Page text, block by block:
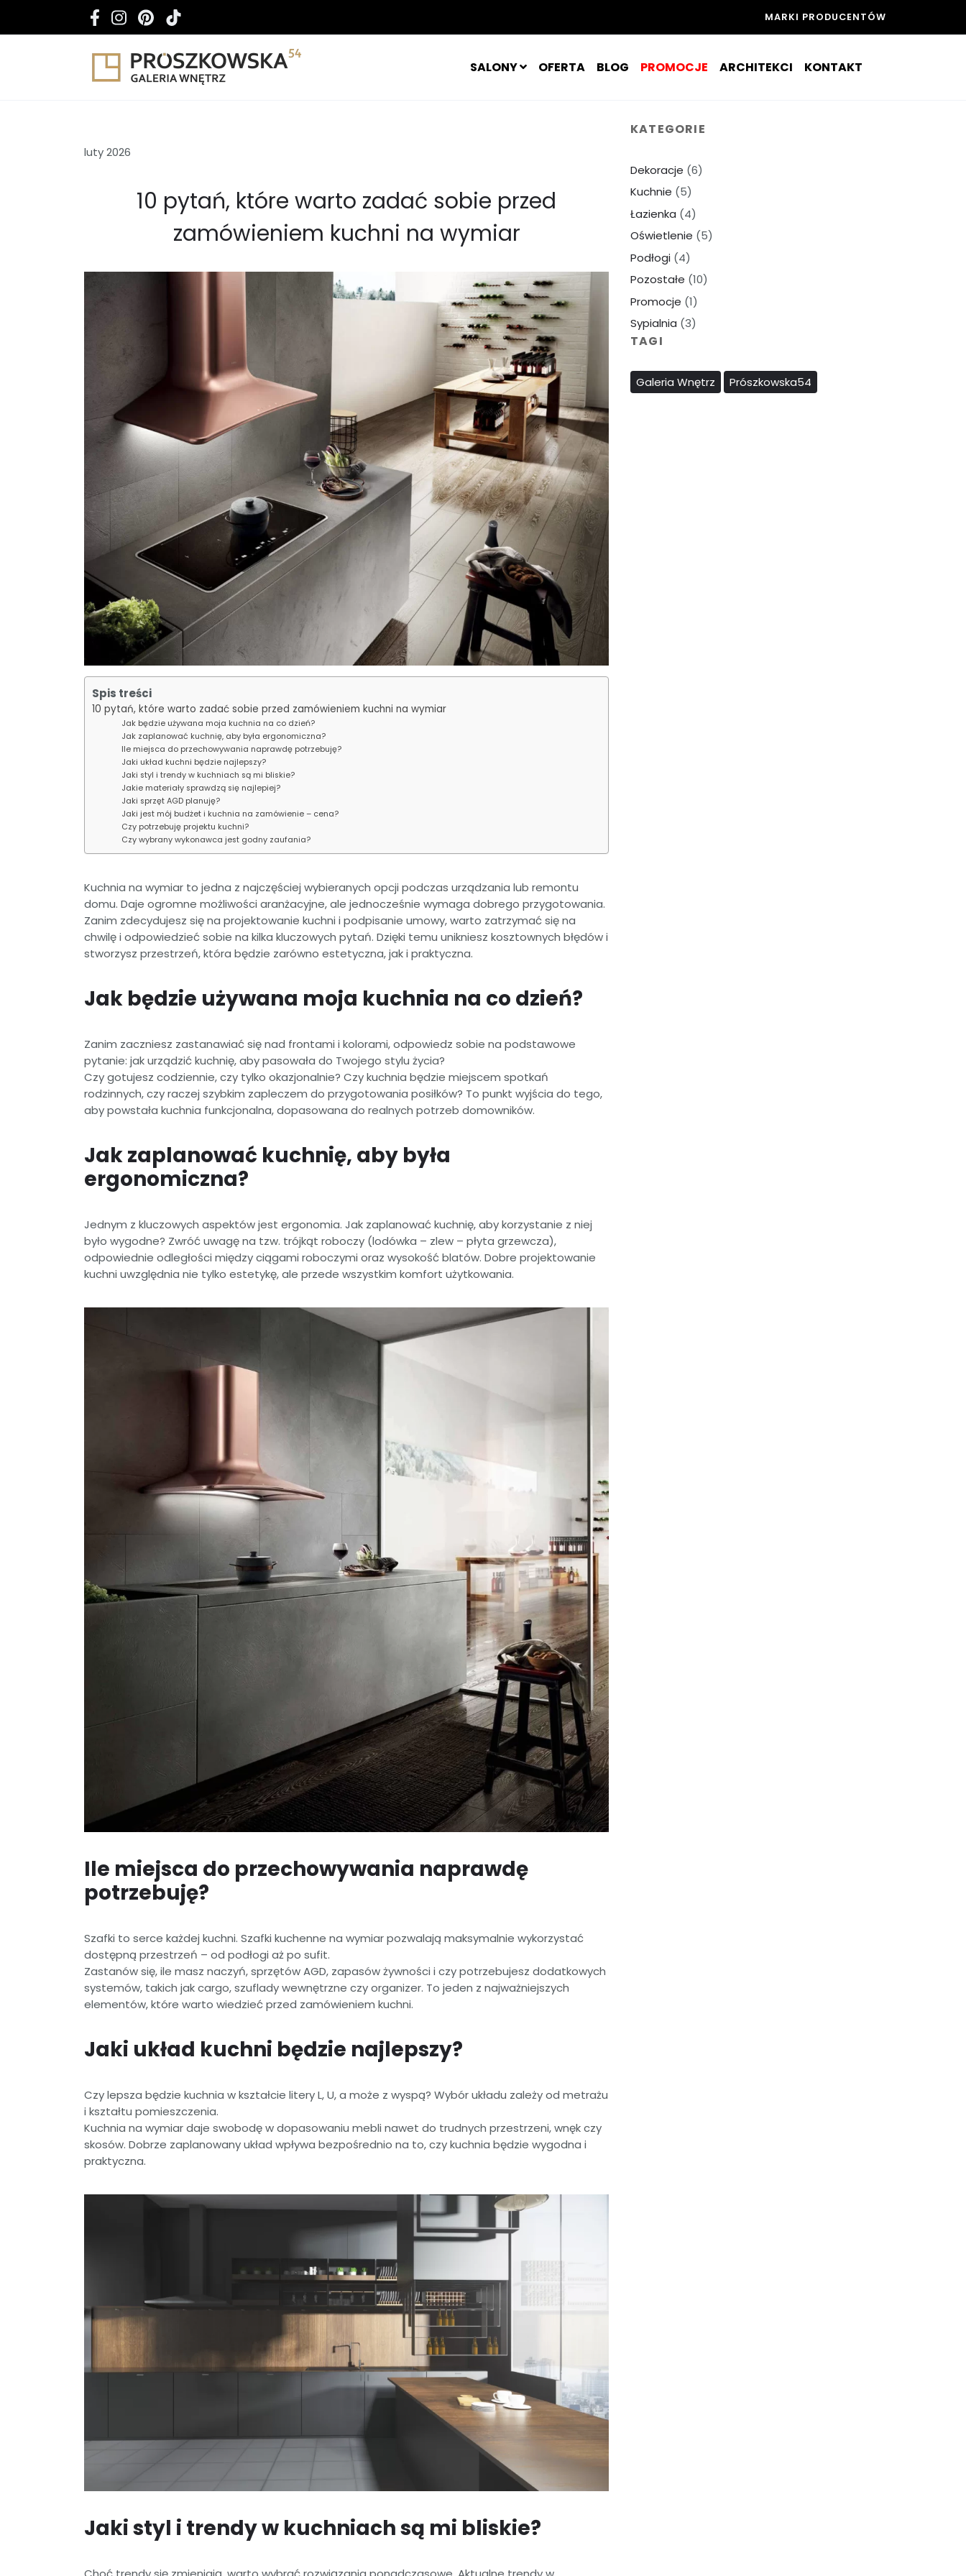
MARKI PRODUCENTÓW
SALONY OFERTA BLOG PROMOCJE ARCHITEKCI KONTAKT
luty 2026
10 pytań, które warto zadać sobie przed
zamówieniem kuchni na wymiar
Spis treści
10 pytań, które warto zadać sobie przed zamówieniem kuchni na wymiar
Jak będzie używana moja kuchnia na co dzień?
Jak zaplanować kuchnię, aby była ergonomiczna?
Ile miejsca do przechowywania naprawdę potrzebuję?
Jaki układ kuchni będzie najlepszy?
Jaki styl i trendy w kuchniach są mi bliskie?
Jakie materiały sprawdzą się najlepiej?
Jaki sprzęt AGD planuję?
Jaki jest mój budżet i kuchnia na zamówienie – cena?
Czy potrzebuję projektu kuchni?
Czy wybrany wykonawca jest godny zaufania?
Kuchnia na wymiar to jedna z najczęściej wybieranych opcji podczas urządzania lub remontu
domu. Daje ogromne możliwości aranżacyjne, ale jednocześnie wymaga dobrego przygotowania.
Zanim zdecydujesz się na projektowanie kuchni i podpisanie umowy, warto zatrzymać się na
chwilę i odpowiedzieć sobie na kilka kluczowych pytań. Dzięki temu unikniesz kosztownych błędów i
stworzysz przestrzeń, która będzie zarówno estetyczna, jak i praktyczna.
Jak będzie używana moja kuchnia na co dzień?
Zanim zaczniesz zastanawiać się nad frontami i kolorami, odpowiedz sobie na podstawowe
pytanie: jak urządzić kuchnię, aby pasowała do Twojego stylu życia?
Czy gotujesz codziennie, czy tylko okazjonalnie? Czy kuchnia będzie miejscem spotkań
rodzinnych, czy raczej szybkim zapleczem do przygotowania posiłków? To punkt wyjścia do tego,
aby powstała kuchnia funkcjonalna, dopasowana do realnych potrzeb domowników.
Jak zaplanować kuchnię, aby była
ergonomiczna?
Jednym z kluczowych aspektów jest ergonomia. Jak zaplanować kuchnię, aby korzystanie z niej
było wygodne? Zwróć uwagę na tzw. trójkąt roboczy (lodówka – zlew – płyta grzewcza),
odpowiednie odległości między ciągami roboczymi oraz wysokość blatów. Dobre projektowanie
kuchni uwzględnia nie tylko estetykę, ale przede wszystkim komfort użytkowania.
Ile miejsca do przechowywania naprawdę
potrzebuję?
Szafki to serce każdej kuchni. Szafki kuchenne na wymiar pozwalają maksymalnie wykorzystać
dostępną przestrzeń – od podłogi aż po sufit.
Zastanów się, ile masz naczyń, sprzętów AGD, zapasów żywności i czy potrzebujesz dodatkowych
systemów, takich jak cargo, szuflady wewnętrzne czy organizer. To jeden z najważniejszych
elementów, które warto wiedzieć przed zamówieniem kuchni.
Jaki układ kuchni będzie najlepszy?
Czy lepsza będzie kuchnia w kształcie litery L, U, a może z wyspą? Wybór układu zależy od metrażu
i kształtu pomieszczenia.
Kuchnia na wymiar daje swobodę w dopasowaniu mebli nawet do trudnych przestrzeni, wnęk czy
skosów. Dobrze zaplanowany układ wpływa bezpośrednio na to, czy kuchnia będzie wygodna i
praktyczna.
Jaki styl i trendy w kuchniach są mi bliskie?
KATEGORIE
Dekoracje (6)
Kuchnie (5)
Łazienka (4)
Oświetlenie (5)
Podłogi (4)
Pozostałe (10)
Promocje (1)
Sypialnia (3)
TAGI
Galeria Wnętrz Prószkowska54